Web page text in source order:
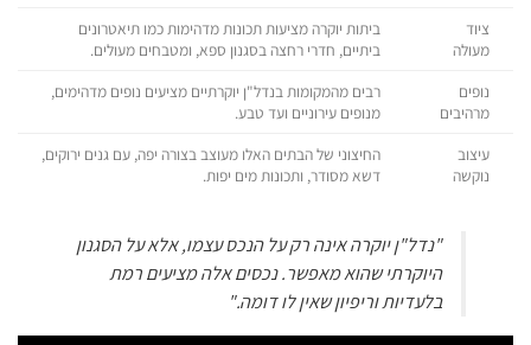
ציוד
מעולה
ביתות יוקרה מציעות תכונות מדהימות כמו תיאטרונים
ביתיים, חדרי רחצה בסגנון ספא, ומטבחים מעולים.
נופים
מרהיבים
רבים מהמקומות בנדל"ן יוקרתיים מציעים נופים מדהימים,
מנופים עירוניים ועד טבע.
עיצוב
נוקשה
החיצוני של הבתים האלו מעוצב בצורה יפה, עם גנים ירוקים,
דשא מסודר, ותכונות מים יפות.
"נדל"ן יוקרה אינה רק על הנכס עצמו, אלא על הסגנון
היוקרתי שהוא מאפשר. נכסים אלה מציעים רמת
בלעדיות וריפיון שאין לו דומה."